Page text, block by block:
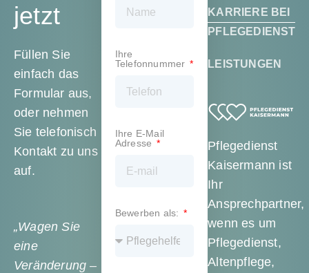
jetzt
Füllen Sie
einfach das
Formular aus,
oder nehmen
Sie telefonisch
Kontakt zu uns
auf.
„Wagen Sie
eine
Veränderung –
Ihre
Telefonnummer
Ihre E-Mail
Adresse
Bewerben als:
KARRIERE BEI
PFLEGEDIENST
LEISTUNGEN
Pflegedienst
Kaisermann ist
Ihr
Ansprechpartner,
wenn es um
Pflegedienst,
Altenpflege,